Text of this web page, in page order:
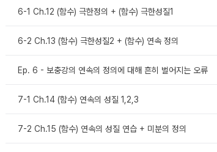
6-1 Ch.12 (함수) 극한정의 + (함수) 극한성질1
6-2 Ch.13 (함수) 극한성질2 + (함수) 연속 정의
Ep. 6 - 보충강의 연속의 정의에 대해 흔히 벌어지는 오류
7-1 Ch.14 (함수) 연속의 성질 1,2,3
7-2 Ch.15 (함수) 연속의 성질 연습 + 미분의 정의